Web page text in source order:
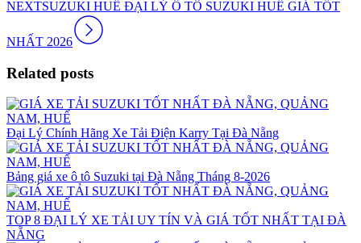
NEXTSUZUKI HUẾ ĐẠI LÝ Ô TÔ SUZUKI HUẾ GIÁ TỐT
NHẤT 2026
Related posts
Đại Lý Chính Hãng Xe Tải Điện Karry Tại Đà Nẵng
Bảng giá xe ô tô Suzuki tại Đà Nẵng Tháng 8-2026
TOP 8 ĐẠI LÝ XE TẢI UY TÍN VÀ GIÁ TỐT NHẤT TẠI ĐÀ
NẴNG